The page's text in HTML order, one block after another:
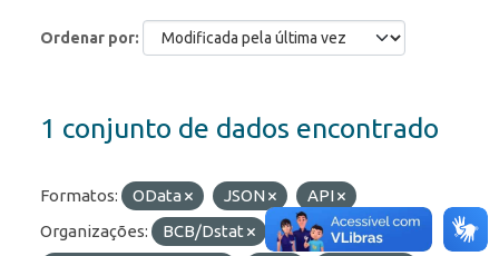
Ordenar por
1 conjunto de dados encontrado
Formatos: OData JSON
API
Organizações:
BCB/Dstat
Etiquetas: